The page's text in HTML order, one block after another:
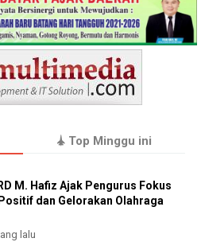
Top Minggu ini
M. Hafiz Ajak Pengurus Fokus
dan Gelorakan Olahraga
lalu